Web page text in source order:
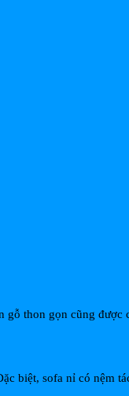
gỗ thon gọn cũng được
biệt, sofa nỉ có nệm